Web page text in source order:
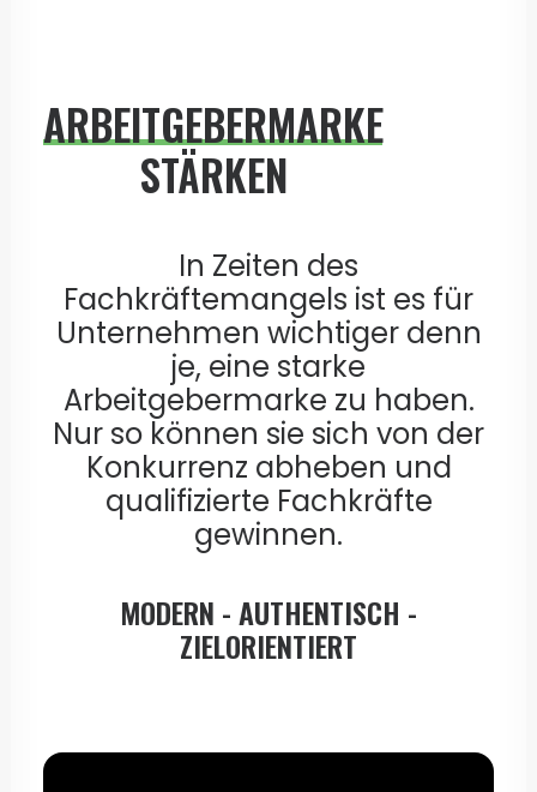
ARBEITGEBERMARKE
STÄRKEN
In Zeiten des
Fachkräftemangels ist es für
Unternehmen wichtiger denn
je, eine starke
Arbeitgebermarke zu haben.
Nur so können sie sich von der
Konkurrenz abheben und
qualifizierte Fachkräfte
gewinnen.
MODERN - AUTHENTISCH -
ZIELORIENTIERT